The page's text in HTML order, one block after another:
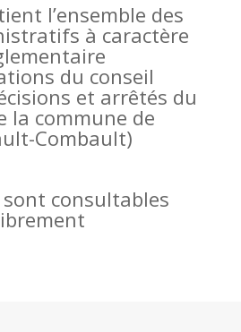
l’ensemble des
à caractère
du conseil
et arrêtés du
la commune de
Combault)
sont consultables